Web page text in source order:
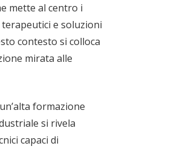
mette al centro i
e soluzioni
contesto si colloca
mirata alle
formazione
si rivela
capaci di